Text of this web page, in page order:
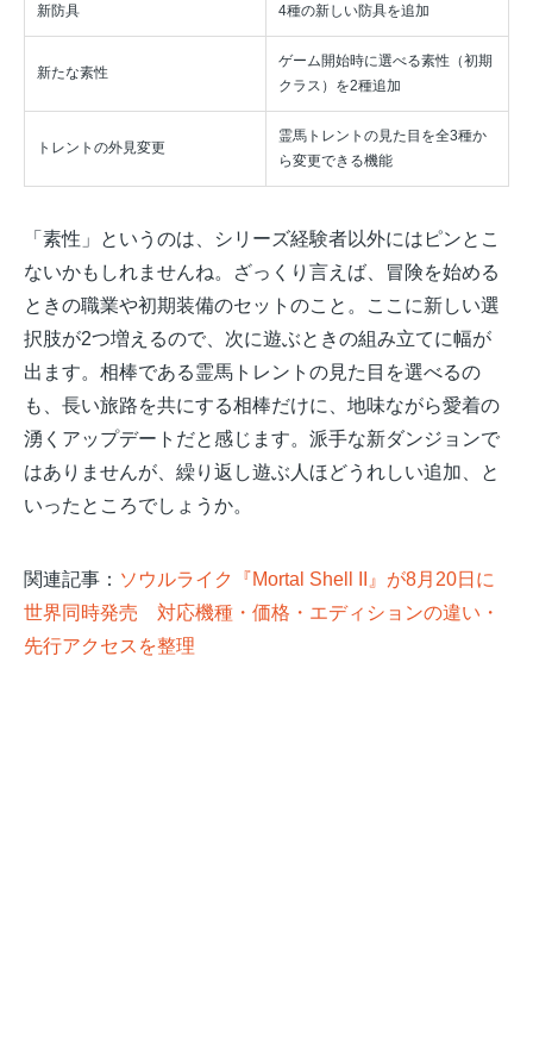
新防具 4種の新しい防具を追加
新たな素性
ゲーム開始時に選べる素性（初期
クラス）を2種追加
トレントの外見変更
霊馬トレントの見た目を全3種か
ら変更できる機能
「素性」というのは、シリーズ経験者以外にはピンとこ
ないかもしれませんね。ざっくり言えば、冒険を始める
ときの職業や初期装備のセットのこと。ここに新しい選
択肢が2つ増えるので、次に遊ぶときの組み立てに幅が
出ます。相棒である霊馬トレントの見た目を選べるの
も、長い旅路を共にする相棒だけに、地味ながら愛着の
湧くアップデートだと感じます。派手な新ダンジョンで
はありませんが、繰り返し遊ぶ人ほどうれしい追加、と
いったところでしょうか。
関連記事： ソウルライク『Mortal Shell II』が8月20日に
世界同時発売 対応機種・価格・エディションの違い・
先行アクセスを整理